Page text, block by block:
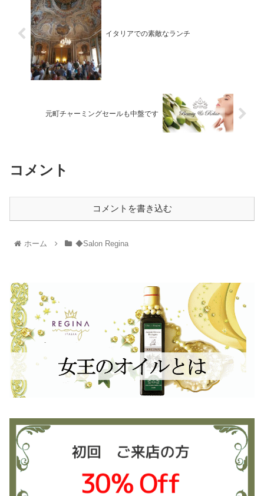
イタリアでの素敵なランチ
元町チャーミングセールも中盤です
コメント
コメントを書き込む
ホーム ◆Salon Regina